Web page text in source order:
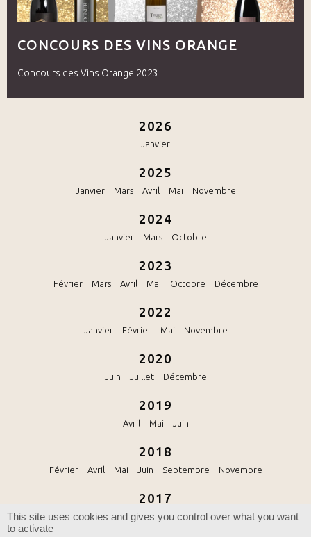
CONCOURS DES VINS ORANGE
Concours des Vins Orange 2023
2026
Janvier
2025
Janvier Mars Avril Mai Novembre
2024
Janvier Mars Octobre
2023
Février Mars Avril Mai Octobre Décembre
2022
Janvier Février Mai Novembre
2020
Juin Juillet Décembre
2019
Avril Mai Juin
2018
Février Avril Mai Juin Septembre Novembre
2017
Octobre
This site uses cookies and gives you control over what you want
to activate